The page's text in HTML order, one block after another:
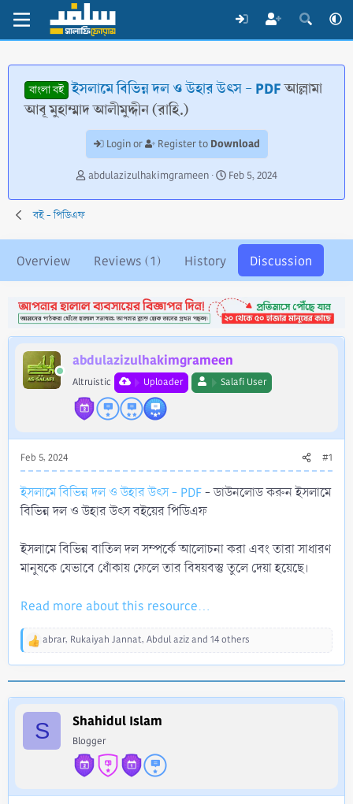
বাংলা বই ইসলামে বিভিন্ন দল ও উহার উৎস - PDFআল্লামা
আবূ মুহাম্মাদ আলীমুদ্দীন (রাহি.)
Login or Register to Download
T
r
t
r
t
e
r
abdulazizulhakimgrameen
S
a
t
e
Feb 5, 2024
বই - পিডিএফ
Overview Reviews (1) History Discussion
abdulazizulhakimgrameen
Altruistic Uploader Salafi User
Feb 5, 2024 #1
ইসলামে বিভিন্ন দল ও উহার উৎস - PDF- ডাউনলোড করুন ইসলামে
বিভিন্ন দল ও উহার উৎস বইয়ের পিডিএফ
ইসলামে বিভিন্ন বাতিল দল সম্পর্কে আলোচনা করা এবং তারা সাধারণ
মানুষকে যেভাবে ধোঁকায় ফেলে তার বিষয়বস্তু তুলে দেয়া হয়েছে।
Read more about this resource...
R
abrar, Rukaiyah Jannat, Abdul azizand 14 others
S Shahidul Islam
Blogger